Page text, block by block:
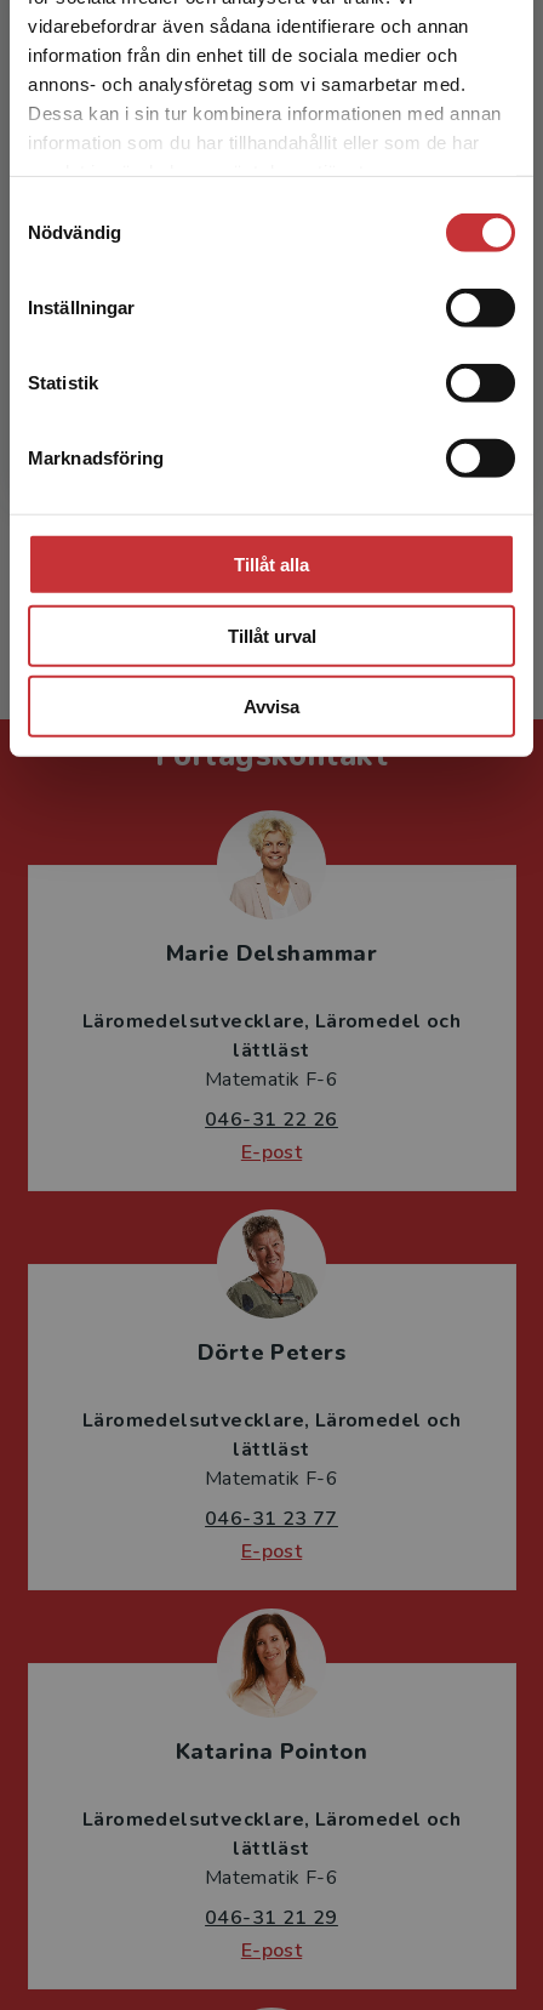
vidarebefordrar även sådana identifierare och annan
information från din enhet till de sociala medier och
annons- och analysföretag som vi samarbetar med.
Dessa kan i sin tur kombinera informationen med annan
information som du har tillhandahållit eller som de har
Nödvändig
Inställningar
Statistik
Marknadsföring
Tillåt alla
Tillåt urval
Avvisa
Begränsad fraktregion
Det verkar som att du besöker
studentlitteratur.se via en enhet utanför Sverige.
Vi erbjuder inte leveranser utanför Sverige. För
att kunna slutföra ett köp måste
elevboken.
Facit till alla kopieringsunderlag och prov hittar du i
det digitala lärarmaterialet som ingår i lärarpaketet.
Maria Salminen
Förlagskontakt
Marie Delshammar
Läromedelsutvecklare Läromedel och
lättläst
Matematik F-6
046-31 22 26
E-post
Dörte Peters
Läromedelsutvecklare Läromedel och
lättläst
Matematik F-6
046-31 23 77
E-post
Katarina Pointon
Läromedelsutvecklare Läromedel och
lättläst
Matematik F-6
046-31 21 29
E-post